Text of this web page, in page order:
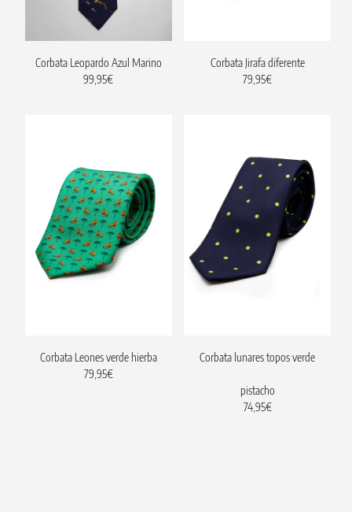
Corbata Leopardo Azul Marino
99,95€
Corbata Jirafa diferente
79,95€
Corbata Leones verde hierba
79,95€
Corbata lunares topos verde
pistacho
74,95€